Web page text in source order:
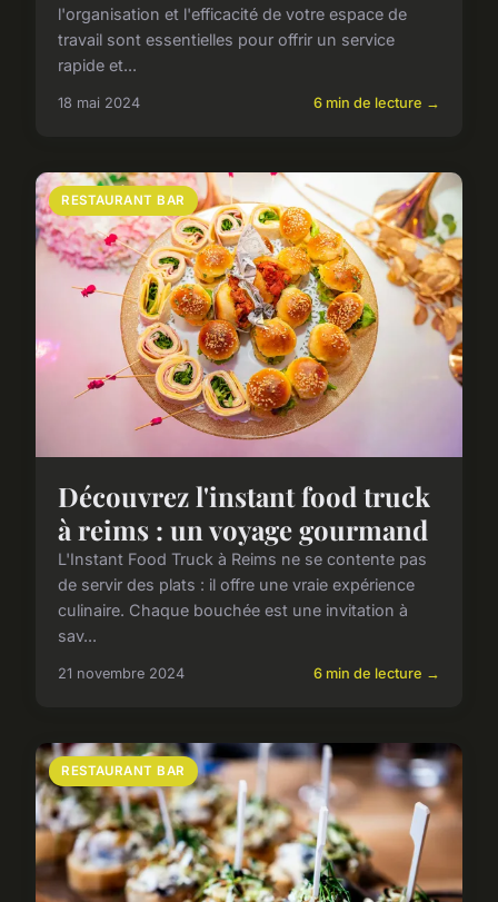
l'organisation et l'efficacité de votre espace de
travail sont essentielles pour offrir un service
rapide et...
18 mai 2024 6 min de lecture →
RESTAURANT BAR
Découvrez l'instant food truck
à reims : un voyage gourmand
L'Instant Food Truck à Reims ne se contente pas
de servir des plats : il offre une vraie expérience
culinaire. Chaque bouchée est une invitation à
sav...
21 novembre 2024 6 min de lecture →
RESTAURANT BAR